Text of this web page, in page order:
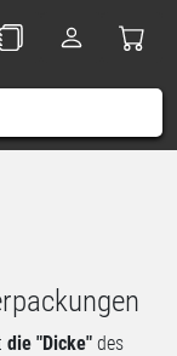
die "Dicke" des